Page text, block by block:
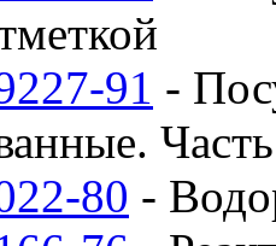
91 -
80 -